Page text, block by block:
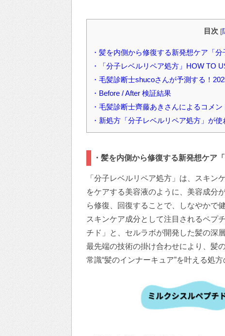
目次 [
・髪を内側から修復する新発想ケア「分
・「分子レベルリペア処方」HOW TO
・毛髪診断士shucoさんが予測する！
・Before / After 検証結果
・毛髪診断士齊藤あきさんによるコメン
・新処方「分子レベルリペア処方」が
・髪を内側から修復する新発想ケア
「分子レベルリペア処方」は、スキン
をケアする美容液のように、美容成分
ら修復、回復することで、しなやかで
スキンケア成分として注目されるペプ
チド」と、セルラボが開発した髪の深
最先端の技術の掛け合わせにより、髪
常識“髪のインナーキュア”を叶える処